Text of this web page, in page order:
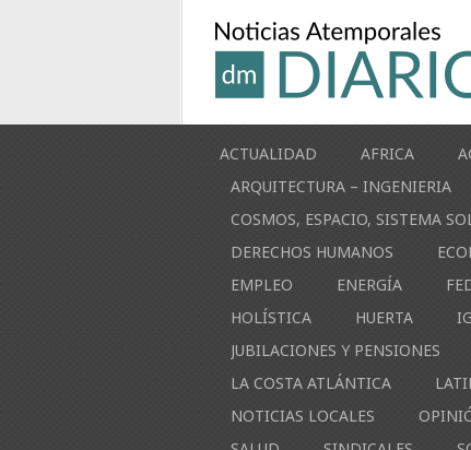
ACTUALIDAD AFRICA
ARQUITECTURA – INGENIERIA
COSMOS, ESPACIO, SISTEMA
DERECHOS HUMANOS
EMPLEO
ENERGÍA
HOLÍSTICA
HUERTA
JUBILACIONES Y PENSIONES
LA COSTA ATLÁNTICA
NOTICIAS LOCALES